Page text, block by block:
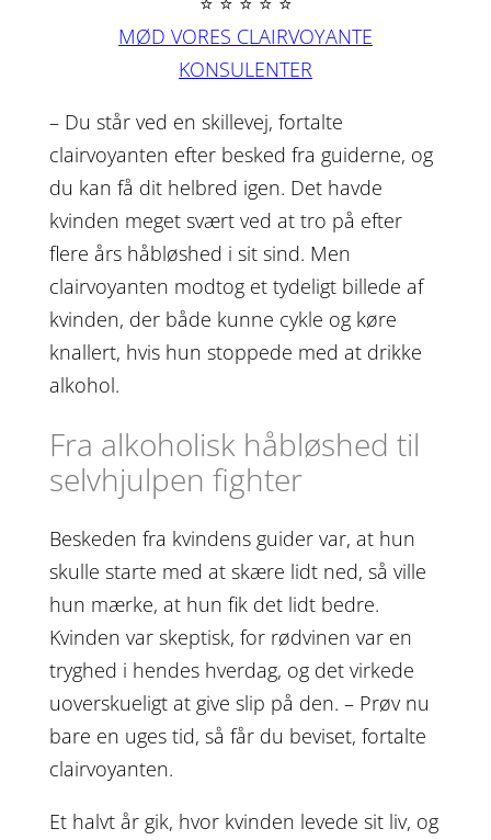
MØD VORES CLAIRVOYANTE
KONSULENTER
– Du står ved en skillevej, fortalte
clairvoyanten efter besked fra guiderne, og
du kan få dit helbred igen. Det havde
kvinden meget svært ved at tro på efter
flere års håbløshed i sit sind. Men
clairvoyanten modtog et tydeligt billede af
kvinden, der både kunne cykle og køre
knallert, hvis hun stoppede med at drikke
alkohol.
Fra alkoholisk håbløshed til
selvhjulpen fighter
Beskeden fra kvindens guider var, at hun
skulle starte med at skære lidt ned, så ville
hun mærke, at hun fik det lidt bedre.
Kvinden var skeptisk, for rødvinen var en
tryghed i hendes hverdag, og det virkede
uoverskueligt at give slip på den. – Prøv nu
bare en uges tid, så får du beviset, fortalte
clairvoyanten.
Et halvt år gik, hvor kvinden levede sit liv, og